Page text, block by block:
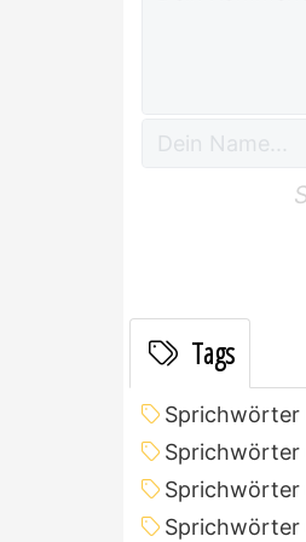
Tags
Sprichwörter
Sprichwörter
Sprichwörter
Sprichwörter